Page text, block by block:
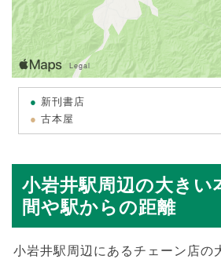
新刊書店
古本屋
小岩井駅周辺の大きい
間や駅からの距離
小岩井駅周辺にあるチェーン店の